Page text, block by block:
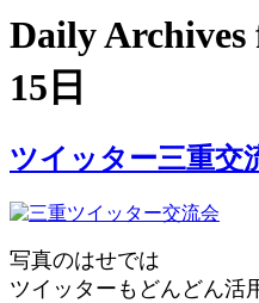
Daily Archives
15日
ツイッター三重交
写真のはせでは
ツイッターもどんどん活